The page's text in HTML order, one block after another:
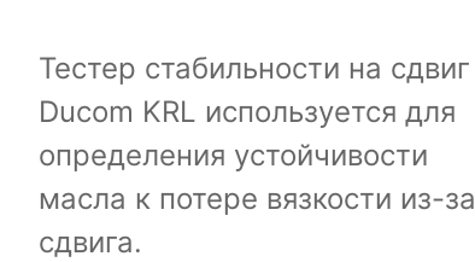
Тестер стабильности на сдвиг
Ducom KRL используется для
определения устойчивости
масла к потере вязкости из-за
сдвига.